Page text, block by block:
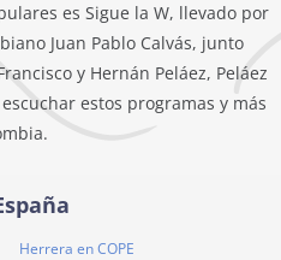
es Sigue la W, llevado por
Juan Pablo Calvás, junto
y Hernán Peláez, Peláez
estos programas y más
Herrera en COPE